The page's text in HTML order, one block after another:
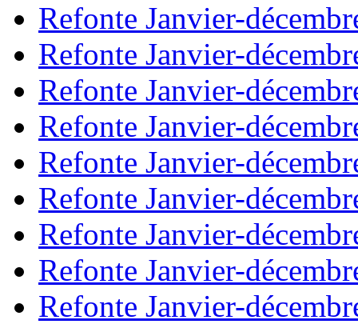
Refonte Janvier-
Refonte Janvier-
Refonte Janvier-
Refonte Janvier-
Refonte Janvier-
Refonte Janvier-
Refonte Janvier-
Refonte Janvier-
Refonte Janvier-